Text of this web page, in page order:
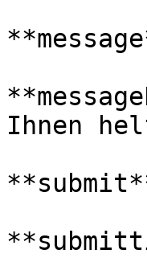
Ihnen